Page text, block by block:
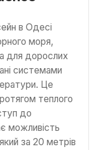
моря,
для дорослих
системами
Це
теплого
до
можливість
за 20 метрів